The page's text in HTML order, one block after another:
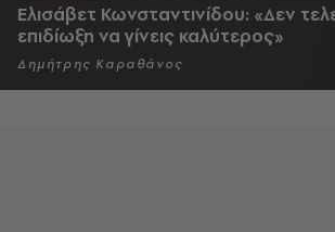
Ελισάβετ Κωνσταντινίδου: «Δεν
επιδίωξη να γίνεις καλύτερος»
Δημήτρης Καραθάνος